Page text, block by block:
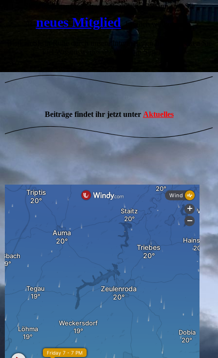
Sie wissen ganz genau was sie möchten? Dann sind Sie
neues Mitglied herzlich willkommen.
Blättern Sie in Ruhe durch unsere Internetseiten und entdecken Sie
viel Wissenswertes über unseren Segelclub.
Beiträge findet ihr jetzt unter Aktuelles